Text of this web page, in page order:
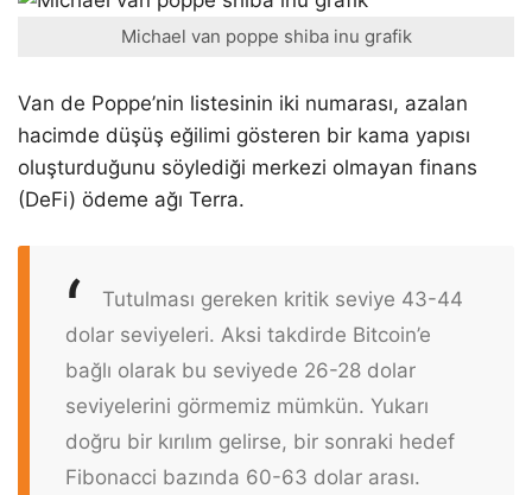
Michael van poppe shiba inu grafik
Van de Poppe’nin listesinin iki numarası, azalan
hacimde düşüş eğilimi gösteren bir kama yapısı
oluşturduğunu söylediği merkezi olmayan finans
(DeFi) ödeme ağı Terra.
Tutulması gereken kritik seviye 43-44
dolar seviyeleri. Aksi takdirde Bitcoin’e
bağlı olarak bu seviyede 26-28 dolar
seviyelerini görmemiz mümkün. Yukarı
doğru bir kırılım gelirse, bir sonraki hedef
Fibonacci bazında 60-63 dolar arası.